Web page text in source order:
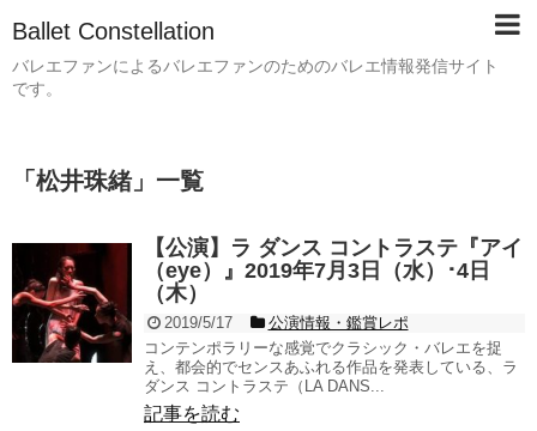
Ballet Constellation
バレエファンによるバレエファンのためのバレエ情報発信サイト
です。
「 松井珠緒」 一覧
【公演】ラ ダンス コントラステ『アイ
（eye）』2019年7月3日（水）･4日
（木）
2019/5/17
公演情報・鑑賞レポ
コンテンポラリーな感覚でクラシック・バレエを捉
え、都会的でセンスあふれる作品を発表している、ラ
ダンス コントラステ（LA DANS...
記事を読む